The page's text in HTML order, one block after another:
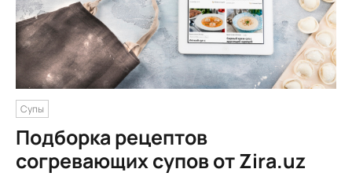
Супы
Подборка рецептов
согревающих супов от Zira.uz